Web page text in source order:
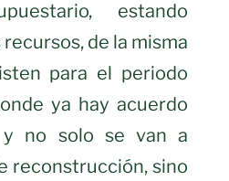
estando
de la misma
para el periodo
ya hay acuerdo
y no solo se van a
reconstrucción, sino